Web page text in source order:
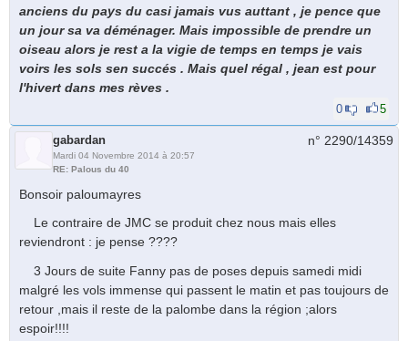
anciens du pays du casi jamais vus auttant , je pence que
un jour sa va déménager. Mais impossible de prendre un
oiseau alors je rest a la vigie de temps en temps je vais
voirs les sols sen succés . Mais quel régal , jean est pour
l'hivert dans mes rèves .
0 5
gabardan
Mardi 04 Novembre 2014 à 20:57
RE: Palous du 40
n° 2290/14359
Bonsoir paloumayres
Le contraire de JMC se produit chez nous mais elles
reviendront : je pense ????
3 Jours de suite Fanny pas de poses depuis samedi midi
malgré les vols immense qui passent le matin et pas toujours de
retour ,mais il reste de la palombe dans la région ;alors
espoir!!!!